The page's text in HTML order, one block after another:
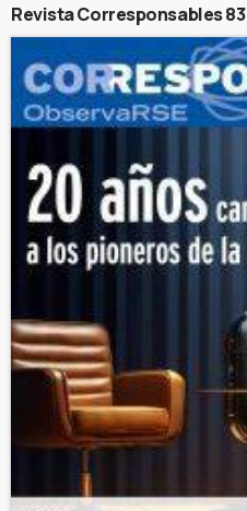
Revista Corresponsables 83